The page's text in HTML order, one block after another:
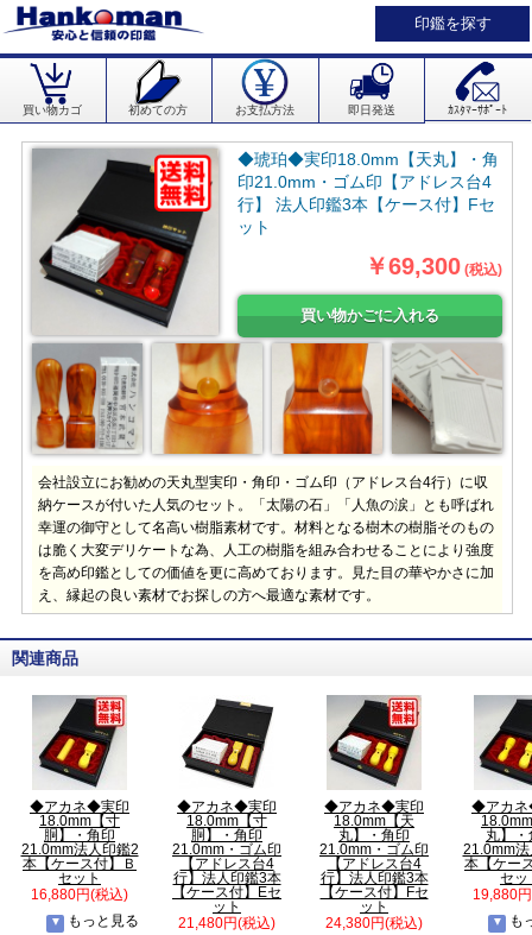
印鑑を探す
買い物カゴ 初めての方 お支払方法 即日発送 ｶｽﾀﾏｰｻﾎﾟｰﾄ
◆琥珀◆実印18.0mm【天丸】・角
印21.0mm・ゴム印【アドレス台4
行】 法人印鑑3本【ケース付】Fセ
ット
￥69,300 (税込)
会社設立にお勧めの天丸型実印・角印・ゴム印（アドレス台4行）に収
納ケースが付いた人気のセット。「太陽の石」「人魚の涙」とも呼ばれ
幸運の御守として名高い樹脂素材です。材料となる樹木の樹脂そのもの
は脆く大変デリケートな為、人工の樹脂を組み合わせることにより強度
を高め印鑑としての価値を更に高めております。見た目の華やかさに加
え、縁起の良い素材でお探しの方へ最適な素材です。
関連商品
◆アカネ◆実印
18.0mm【寸
胴】・角印
21.0mm法人印鑑2
本【ケース付】Ｂ
セット
16,880円(税込)
もっと見る
◆アカネ◆実印
18.0mm【寸
胴】・角印
21.0mm・ゴム印
【アドレス台4
行】法人印鑑3本
【ケース付】Eセ
ット
21,480円(税込)
◆アカネ◆実印
18.0mm【天
丸】・角印
21.0mm・ゴム印
【アドレス台4
行】法人印鑑3本
【ケース付】Fセ
ット
24,380円(税込)
◆アカ
丸】・
21.0mm
本【ケー
セッ
19,880
も